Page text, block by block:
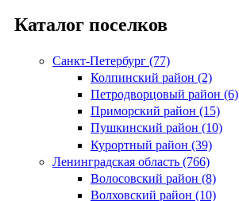
Каталог поселков
Санкт-Петербург (77)
Колпинский район (2)
Петродворцовый район (6)
Приморский район (15)
Пушкинский район (10)
Курортный район (39)
Ленинградская область (766)
Волосовский район (8)
Волховский район (10)